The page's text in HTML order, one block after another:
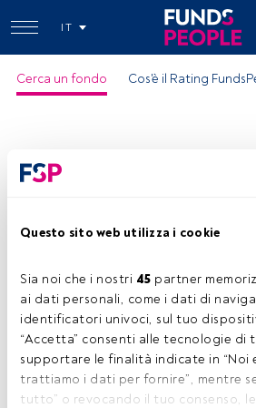
Questo sito web utilizza i cookie
Sia noi che i nostri 45 partner
ai dati personali, come i dati di
identificatori univoci, sul tuo
“Accetta” consenti alle tecnologie di
supportare le finalità indicate in “Noi
trattiamo i dati per fornire”, mentre
tutto” o revocando il tuo consenso,
IT
Cerca un fondo Cos'è il Rating
ISIN:LU1589371829
Categoria Morningstar: Global
Società: Eurizon
Condividi: